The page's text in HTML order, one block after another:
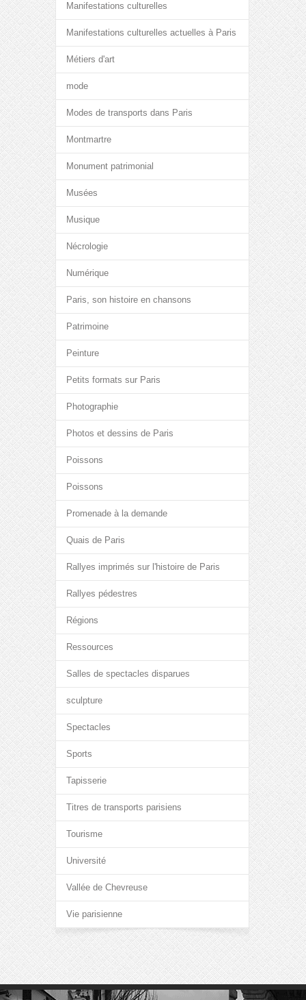
Manifestations culturelles
Manifestations culturelles actuelles à Paris
Métiers d'art
mode
Modes de transports dans Paris
Montmartre
Monument patrimonial
Musées
Musique
Nécrologie
Numérique
Paris, son histoire en chansons
Patrimoine
Peinture
Petits formats sur Paris
Photographie
Photos et dessins de Paris
Poissons
Poissons
Promenade à la demande
Quais de Paris
Rallyes imprimés sur l'histoire de Paris
Rallyes pédestres
Régions
Ressources
Salles de spectacles disparues
sculpture
Spectacles
Sports
Tapisserie
Titres de transports parisiens
Tourisme
Université
Vallée de Chevreuse
Vie parisienne